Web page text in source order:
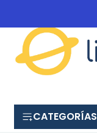
CATEGORÍAS